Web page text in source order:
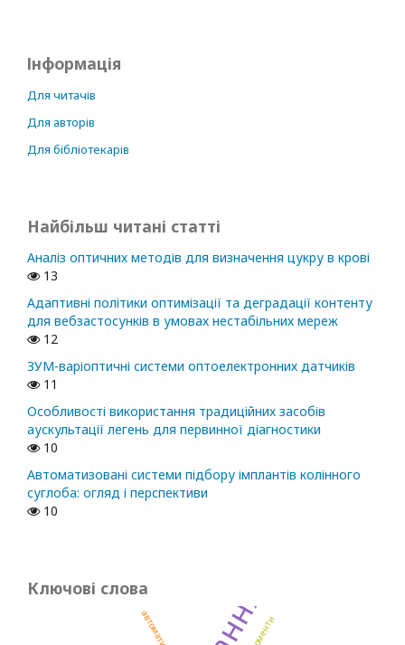
Інформація
Для читачів
Для авторів
Для бібліотекарів
Найбільш читані статті
Аналіз оптичних методів для визначення цукру в крові
13
Адаптивні політики оптимізації та деградації контенту
для вебзастосунків в умовах нестабільних мереж
12
ЗУМ-варіоптичні системи оптоелектронних датчиків
11
Особливості використання традиційних засобів
аускультації легень для первинної діагностики
10
Автоматизовані системи підбору імплантів колінного
суглоба: огляд і перспективи
10
Ключові слова